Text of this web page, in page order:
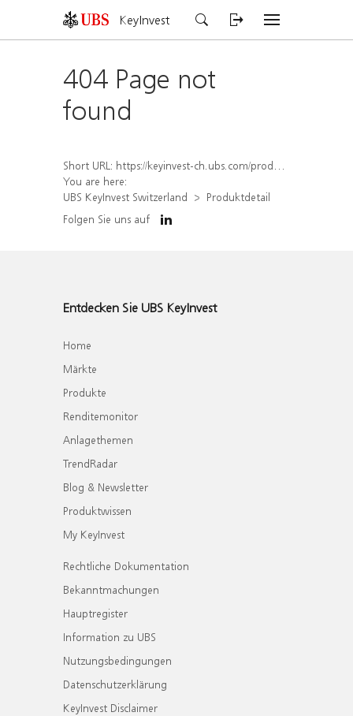
KeyInvest
404 Page not
found
Short URL: https://keyinvest-ch.ubs.com/produkt/detail/index/isin/CH1573385023
You are here:
UBS KeyInvest Switzerland
Produktdetail
Folgen Sie uns auf
Entdecken Sie UBS KeyInvest
Home
Märkte
Produkte
Renditemonitor
Anlagethemen
TrendRadar
Blog & Newsletter
Produktwissen
My KeyInvest
Rechtliche Dokumentation
Bekanntmachungen
Hauptregister
Information zu UBS
Nutzungsbedingungen
Datenschutzerklärung
KeyInvest Disclaimer